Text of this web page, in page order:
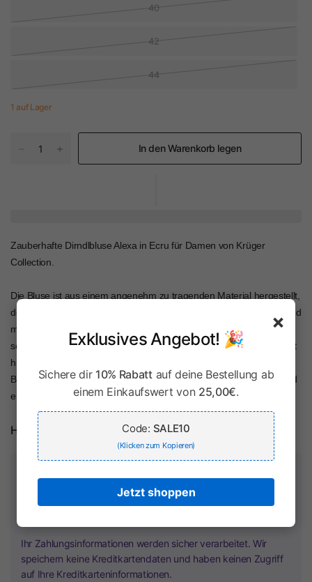
40
42
44
1 auf Lager
In den Warenkorb legen
Zauberhafte Dirndlbluse Alexa in Ecru für Damen von Krüger
Collection.
Die Bluse ist aus einem angenehm zu tragenden Material hergestellt,
der schöne Ausschnitt ist wie ein Schneewittchenkragen gestaltet und
mit einer filigran gearbeiteten Spitzenborte verziert. Die Bluse hat
schöne, mit feiner Spitze eingesäumte, Puffärmel und wird vorne mit
hübschen Knöpfen geschlossen. Der eingearbeitete Gummizug am
Blusenabschluss verleiht der Trachtenbluse einen perfekten Sitz und
eine gute Passform.
Herstellerinformationen
Ihr Zahlungsinformationen werden sicher verarbeitet. Wir
speichern keine Kreditkartendaten und haben keinen Zugriff
auf Ihre Kreditkarteninformationen.
×
Exklusives Angebot! 🎉
Sichere dir 10% Rabattauf deine Bestellung ab
einem Einkaufswert von 25,00€.
Code: SALE10
(Klicken zum Kopieren)
Jetzt shoppen